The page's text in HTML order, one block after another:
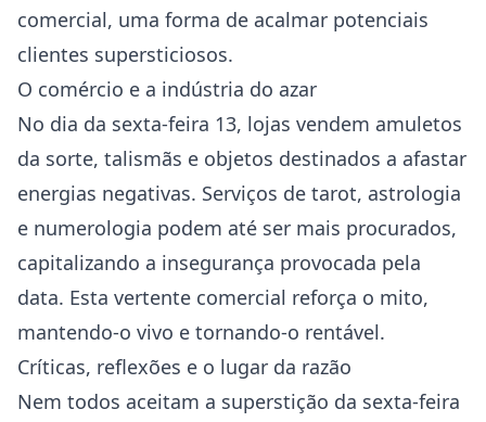
comercial, uma forma de acalmar potenciais
clientes supersticiosos.
O comércio e a indústria do azar
No dia da sexta-feira 13, lojas vendem amuletos
da sorte, talismãs e objetos destinados a afastar
energias negativas. Serviços de tarot, astrologia
e numerologia podem até ser mais procurados,
capitalizando a insegurança provocada pela
data. Esta vertente comercial reforça o mito,
mantendo-o vivo e tornando-o rentável.
Críticas, reflexões e o lugar da razão
Nem todos aceitam a superstição da sexta-feira